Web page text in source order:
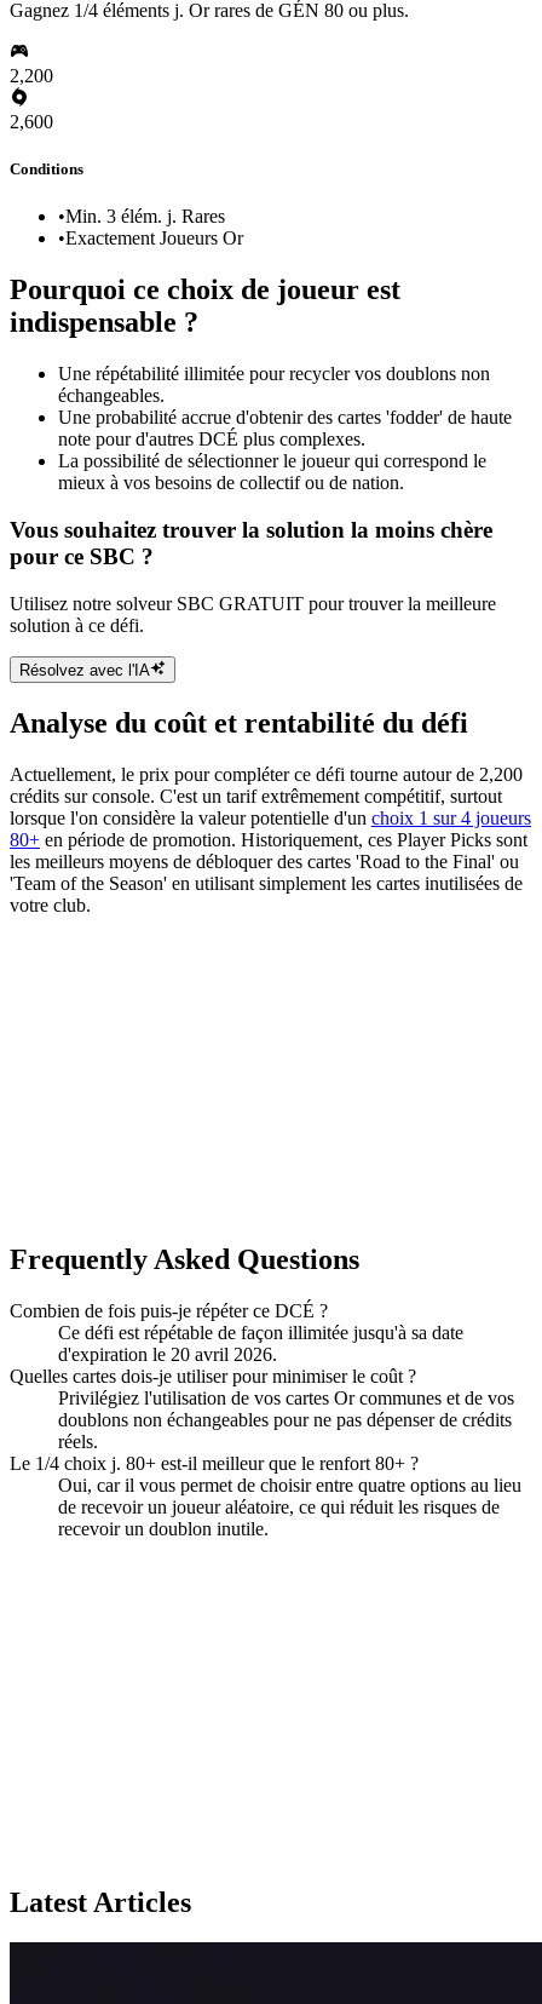
Gagnez 1/4 éléments j. Or rares de GÉN 80 ou plus.
2,200
2,600
Conditions
•Min. 3 élém. j. Rares
•Exactement Joueurs Or
Pourquoi ce choix de joueur est
indispensable ?
Une répétabilité illimitée pour recycler vos doublons non
échangeables.
Une probabilité accrue d'obtenir des cartes 'fodder' de haute
note pour d'autres DCÉ plus complexes.
La possibilité de sélectionner le joueur qui correspond le
mieux à vos besoins de collectif ou de nation.
Vous souhaitez trouver la solution la moins chère
pour ce SBC ?
Utilisez notre solveur SBC GRATUIT pour trouver la meilleure
solution à ce défi.
Résolvez avec l'IA
Analyse du coût et rentabilité du défi
Actuellement, le prix pour compléter ce défi tourne autour de 2,200
crédits sur console. C'est un tarif extrêmement compétitif, surtout
lorsque l'on considère la valeur potentielle d'un choix 1 sur 4 joueurs
80+ en période de promotion. Historiquement, ces Player Picks sont
les meilleurs moyens de débloquer des cartes 'Road to the Final' ou
'Team of the Season' en utilisant simplement les cartes inutilisées de
votre club.
Frequently Asked Questions
Combien de fois puis-je répéter ce DCÉ ?
Ce défi est répétable de façon illimitée jusqu'à sa date
d'expiration le 20 avril 2026.
Quelles cartes dois-je utiliser pour minimiser le coût ?
Privilégiez l'utilisation de vos cartes Or communes et de vos
doublons non échangeables pour ne pas dépenser de crédits
réels.
Le 1/4 choix j. 80+ est-il meilleur que le renfort 80+ ?
Oui, car il vous permet de choisir entre quatre options au lieu
de recevoir un joueur aléatoire, ce qui réduit les risques de
recevoir un doublon inutile.
Latest Articles